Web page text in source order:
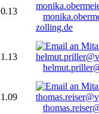
0.13
zolling.de
1.13
1.09